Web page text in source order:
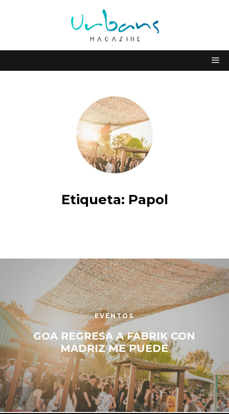
Etiqueta: Papol
EVENTOS
GOA REGRESA A FABRIK CON
MADRIZ ME PUEDE